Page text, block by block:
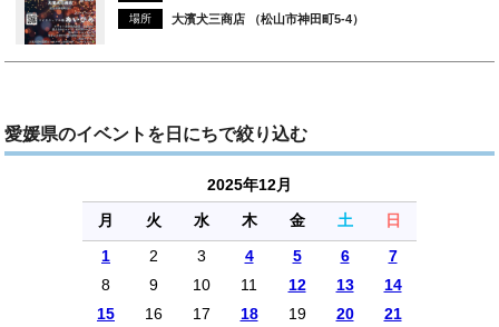
場所 大濱犬三商店 （松山市神田町5-4）
愛媛県のイベントを日にちで絞り込む
2025年12月
月
火 水 木 金 土 日
1 2 3 4 5 6
7
8
9 10 11 12 13
14
15
16 17 18 19 20
21